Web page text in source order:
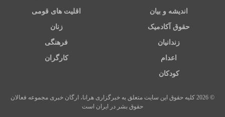
اندیشه و بیان اقلیت های قومی
حقوق آکادمیک زنان
زندانیان فرهنگی
اعدام کارگران
کودکان
© 2026 کلیه حقوق این سایت متعلق به خبرگزاری هرانا، ارگان خبری مجموعه فعالان
حقوق بشر در ایران است